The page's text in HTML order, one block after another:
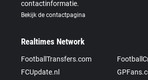
contactinformatie.
Bekijk de contactpagina
Realtimes Network
FootballTransfers.com
FCUpdate.nl